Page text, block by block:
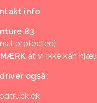
info
83
protected]
at vi ikke kan
også: